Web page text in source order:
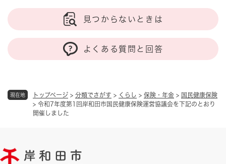
現在地 トップページ > 分類でさがす > くらし > 保険・年金 > 国民健康保険
> 令和7年度第1回岸和田市国民健康保険運営協議会を下記のとおり
開催しました
見つからないときは
よくある質問と回答